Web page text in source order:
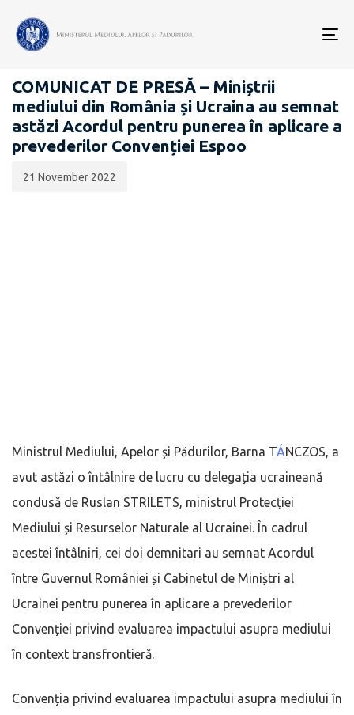
COMUNICATE DE PRESĂ
COMUNICAT DE PRESĂ – Miniștrii
mediului din România și Ucraina au semnat
astăzi Acordul pentru punerea în aplicare a
prevederilor Convenției Espoo
publicării:
21 November 2022
Ministrul Mediului, Apelor și Pădurilor, Barna TÁNCZOS, a
avut astăzi o întâlnire de lucru cu delegația ucraineană
condusă de Ruslan STRILETS, ministrul Protecției
Mediului și Resurselor Naturale al Ucrainei. În cadrul
acestei întâlniri, cei doi demnitari au semnat Acordul
între Guvernul României și Cabinetul de Miniștri al
Ucrainei pentru punerea în aplicare a prevederilor
Convenției privind evaluarea impactului asupra mediului
în context transfrontieră.
Convenția privind evaluarea impactului asupra mediului în